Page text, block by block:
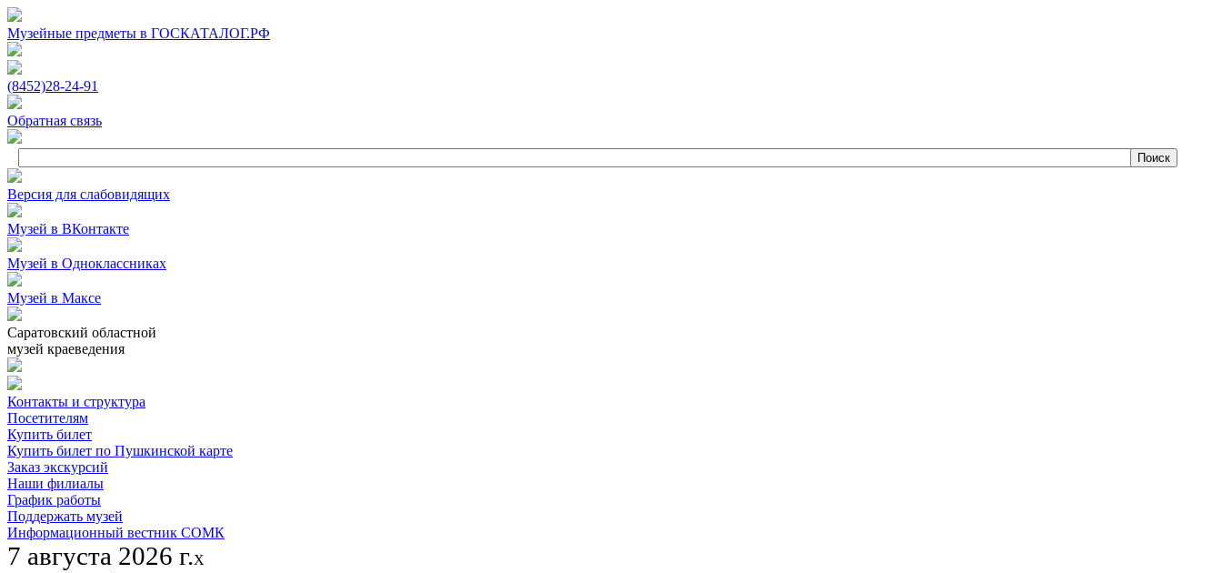
Музейные предметы в ГОСКАТАЛОГ.РФ
(8452)28‑24‑91
Обратная связь
Версия для слабовидящих
Музей в ВКонтакте
Музей в Одноклассниках
Музей в Максе
Саратовский областной
музей краеведения
Контакты и структура
Посетителям
Купить билет
Купить билет по Пушкинской карте
Заказ экскурсий
Наши филиалы
График работы
Поддержать музей
Информационный вестник СОМК
7 августа 2026 г.X